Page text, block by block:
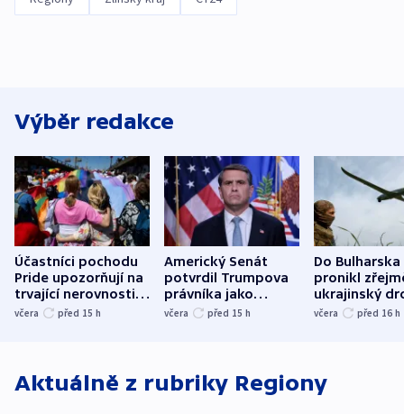
Výběr redakce
Účastníci pochodu
Pride upozorňují na
trvající nerovnosti i
společenskou
včera před 15 h
Americký Senát
potvrdil Trumpova
právníka jako
ministra
včera před 15 h
Do Bulharska
pronikl
ukrajinský
explodoval
včera před 16 h
Aktuálně z rubriky Regiony